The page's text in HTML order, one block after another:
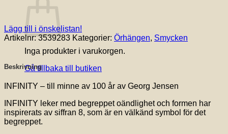
Inga produkter i varukorgen.
Gå tillbaka till butiken
Lägg till i önskelistan!
Artikelnr:3539283 Kategorier: Örhängen, Smycken
Beskrivning
INFINITY – till minne av 100 år av Georg Jensen
INFINITY leker med begreppet oändlighet och formen har
inspirerats av siffran 8, som är en välkänd symbol för det
begreppet.